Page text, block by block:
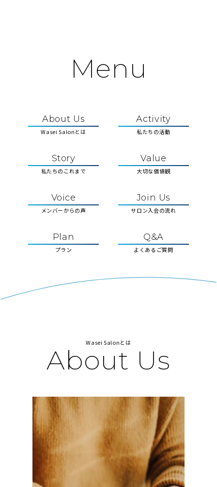
Menu
About Us
Wasei Salonとは
Activity
私たちの活動
Story
私たちのこれまで
Value
大切な価値観
Voice
メンバーからの声
Join Us
サロン入会の流れ
Plan
プラン
Q&A
よくあるご質問
Wasei Salonとは
About Us